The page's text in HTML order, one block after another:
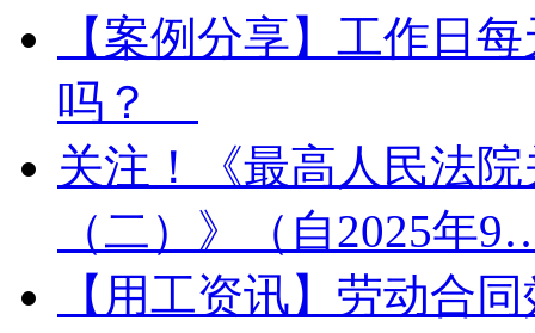
【案例分享】工作日
吗？
关注！《最高人民法
（二）》（自2025
【用工资讯】劳动合